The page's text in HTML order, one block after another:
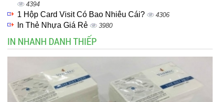
4394
1 Hộp Card Visit Có Bao Nhiêu Cái? 4306
In Thẻ Nhựa Giá Rẻ 3980
IN NHANH DANH THIẾP